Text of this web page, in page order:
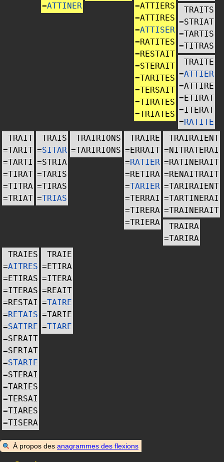
=ATTINER
=ATTIERS
=ATTIRES
=ATTISER
=RATITES
=RESTAIT
=STERAIT
=TARITES
=TERSAIT
=TIRATES
=TRIATES
TRAITS
=STRIAT
=TARTIS
=TITRAS
TRAITE
=ATTIER
=ATTIRE
=ETIRAT
=ITERAT
=RATITE
TRAIT
=TARIT
=TARTI
=TIRAT
=TITRA
=TRIAT
TRAIS
=SITAR
=STRIA
=TARIS
=TIRAS
=TRIAS
TRAIRIONS
=TARIRIONS
TRAIRE
=ERRAIT
=RATIER
=RETIRA
=TARIER
=TERRAI
=TIRERA
=TRIERA
TRAIRAIENT
=NITRATERAI
=RATINERAIT
=RENAITRAIT
=TARIRAIENT
=TARTINERAI
=TRAINERAIT
TRAIRA
=TARIRA
TRAIES
=AITRES
=ETIRAS
=ITERAS
=RESTAI
=RETAIS
=SATIRE
=SERAIT
=SERIAT
=STARIE
=STERAI
=TARIES
=TERSAI
=TIARES
=TISERA
TRAIE
=ETIRA
=ITERA
=REAIT
=TAIRE
=TARIE
=TIARE
À propos des anagrammes des flexions